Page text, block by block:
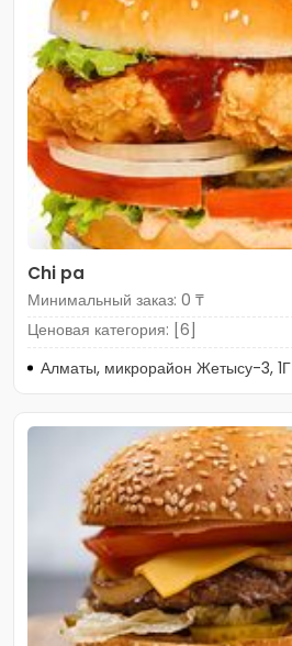
Chi pa
Минимальный заказ: 0 ₸
Ценовая категория: [6]
Алматы, микрорайон Жетысу-3, 1Г